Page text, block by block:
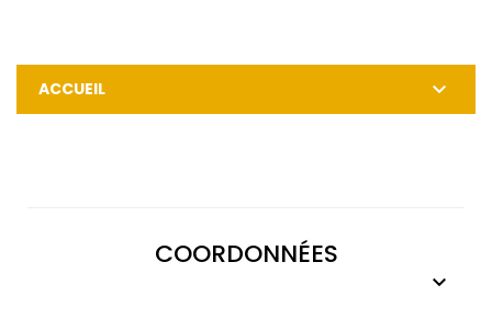
ACCUEIL 
COORDONNÉES
